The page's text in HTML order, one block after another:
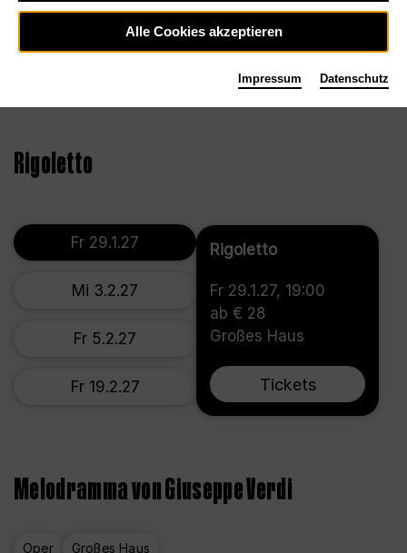
©2023, Bettina Stöß
Rigoletto
Fr 29.1.27
Mi 3.2.27
Fr 5.2.27
Fr 19.2.27
Rigoletto
Fr 29.1.27, 19:00
ab € 28
Großes Haus
Tickets
Melodramma von Giuseppe Verdi
Oper Großes Haus
Alle Cookies akzeptieren
Impressum Datenschutz